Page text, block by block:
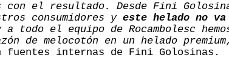
con el resultado. Desde Fini
consumidores y este helado no
todo el equipo de Rocambolesc
de melocotón en un helado
fuentes internas de Fini Golosinas.